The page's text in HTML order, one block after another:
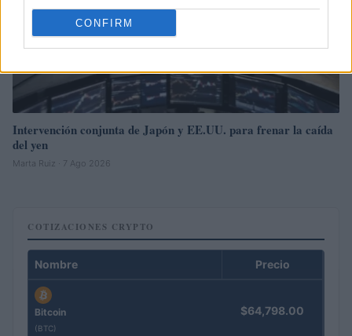
CONFIRM
Intervención conjunta de Japón y EE.UU. para frenar la caída
del yen
Marta Ruiz · 7 Ago 2026
COTIZACIONES CRYPTO
Nombre Precio
Bitcoin
(BTC)
$64,798.00